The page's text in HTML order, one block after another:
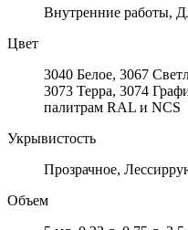
Внутренние работы,
Цвет
3040 Белое, 3067
3073 Терра, 3074
палитрам RAL и NCS
Укрывистость
Прозрачное,
Объем